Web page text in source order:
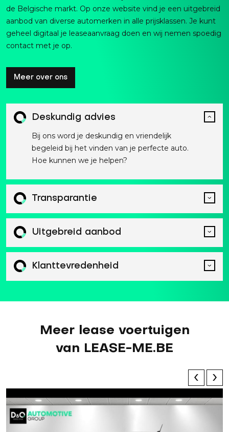
de Belgische markt. Op onze website vind je een uitgebreid
aanbod van diverse automerken in alle prijsklassen. Je kunt
geheel digitaal je leaseaanvraag doen en wij nemen spoedig
contact met je op.
Meer over ons
Deskundig advies
Bij ons word je deskundig en vriendelijk
begeleid bij het vinden van je perfecte auto.
Hoe kunnen we je helpen?
Transparantie
Uitgebreid aanbod
Klanttevredenheid
Meer lease voertuigen
van LEASE-ME.BE